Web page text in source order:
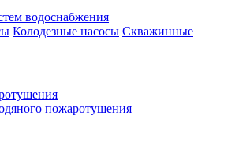
водоснабжения
Колодезные насосы Скважинные
пожаротушения